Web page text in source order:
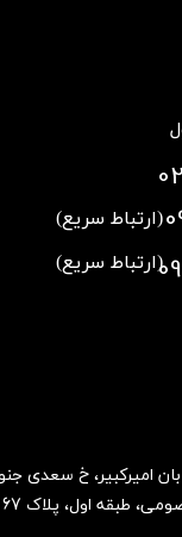
امیرکبیر، خ سعدی
طبقه اول، پلاک 67
(ارتباط سریع)
(ارتباط سریع)